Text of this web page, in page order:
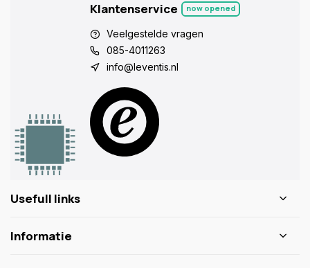
Klantenservice now opened
Veelgestelde vragen
085-4011263
info@leventis.nl
Usefull links
Informatie